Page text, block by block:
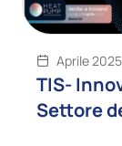
Aprile 2025
TIS-
Settore